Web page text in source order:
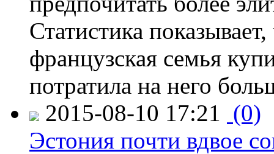
Статистика
французская семья
потратила на него
2015-08-10 17:21 (0)
Эстония почти вдвое